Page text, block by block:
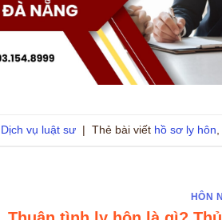
Dịch vụ luật sư | Thẻ bài viết hồ sơ ly hôn
HÔN